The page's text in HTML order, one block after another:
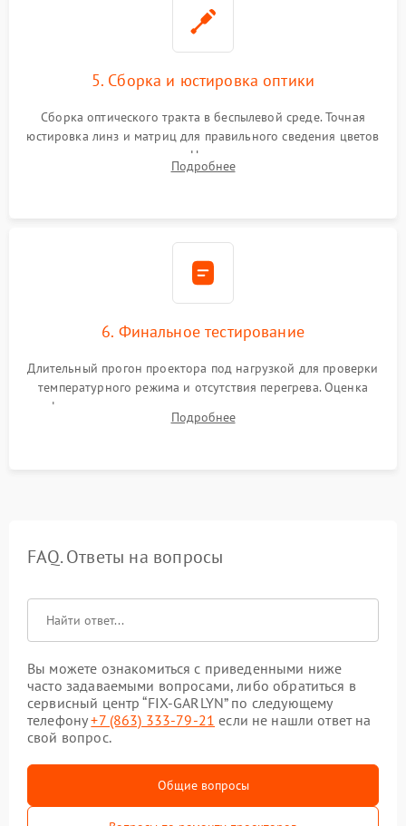
5. Сборка и юстировка оптики
Сборка оптического тракта в беспылевой среде. Точная
юстировка линз и матриц для правильного сведения цветов
и устранения размытия. Надежное подключение всех
шлейфов, установка датчиков и закрытие корпуса
Подробнее
6. Финальное тестирование
Длительный прогон проектора под нагрузкой для проверки
температурного режима и отсутствия перегрева. Оценка
фокуса, контрастности и цветопередачи на тестовых
таблицах. Проверка работы всех видеовходов и кнопок
Подробнее
FAQ. Ответы на вопросы
Вы можете ознакомиться с приведенными ниже
часто задаваемыми вопросами, либо обратиться в
сервисный центр “FIX-GARLYN” по следующему
телефону+7 (863) 333-79-21 если не нашли ответ на
свой вопрос.
Общие вопросы